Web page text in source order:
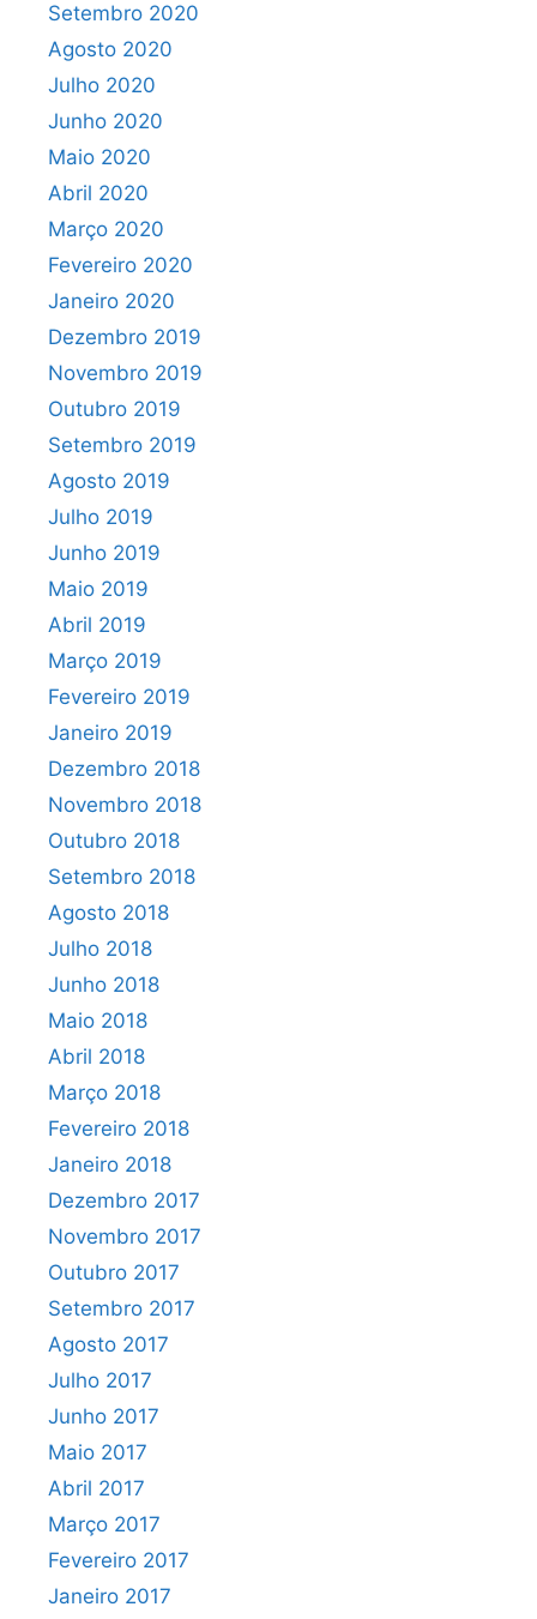
Setembro 2020
Agosto 2020
Julho 2020
Junho 2020
Maio 2020
Abril 2020
Março 2020
Fevereiro 2020
Janeiro 2020
Dezembro 2019
Novembro 2019
Outubro 2019
Setembro 2019
Agosto 2019
Julho 2019
Junho 2019
Maio 2019
Abril 2019
Março 2019
Fevereiro 2019
Janeiro 2019
Dezembro 2018
Novembro 2018
Outubro 2018
Setembro 2018
Agosto 2018
Julho 2018
Junho 2018
Maio 2018
Abril 2018
Março 2018
Fevereiro 2018
Janeiro 2018
Dezembro 2017
Novembro 2017
Outubro 2017
Setembro 2017
Agosto 2017
Julho 2017
Junho 2017
Maio 2017
Abril 2017
Março 2017
Fevereiro 2017
Janeiro 2017